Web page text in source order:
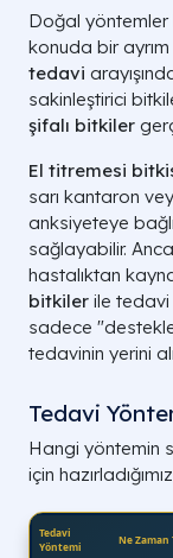
Doğal
konuda bir
tedavi
sakinleştirici
şifalı bitkiler
El titremesi
sarı kantaron
anksiyeteye
sağlayabilir.
hastalıktan
bitkiler ile tedavi
sadece
tedavinin yerini
Tedavi
Hangi yöntemin
için